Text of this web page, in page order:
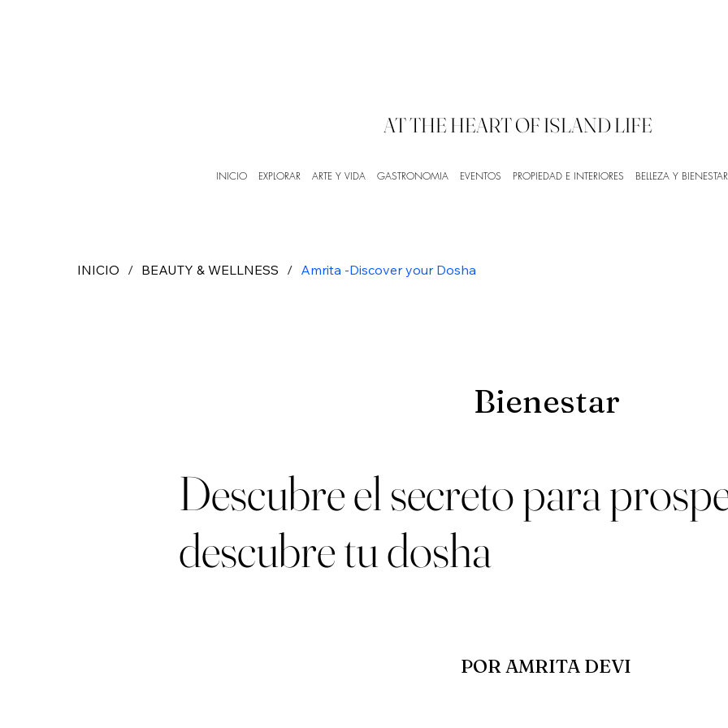
INICIO EXPLORAR ARTE Y VIDA GASTRONOMIA EVENTOS PROPIEDAD E INTERIORES BELLEZA Y BIENESTAR
AT THE HEART OF ISLAND LIFE
Bienestar
Descubre el secreto para
descubre tu dosha
POR AMRITA DEVI
INICIO / BEAUTY & WELLNESS / Amrita -Discover your Dosha